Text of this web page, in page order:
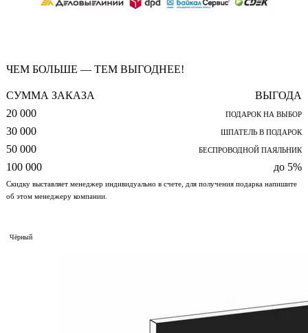
ЧЕМ БОЛЬШЕ — ТЕМ ВЫГОДНЕЕ!
СУММА ЗАКАЗА
ВЫГОДА
20 000
ПОДАРОК НА ВЫБОР
30 000 ШПАТЕЛЬ В ПОДАРОК
50 000 БЕСПРОВОДНОЙ ПАЯЛЬНИК
100 000 до 5%
Скидку выставляет менеджер индивидуально в счете, для получения подарка напишите
об этом менеджеру компании.
Чёрный